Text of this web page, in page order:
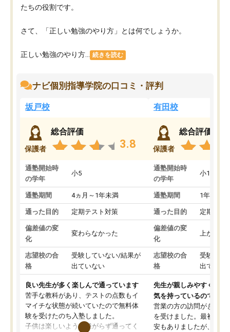
たちの役割です。
さて、「正しい勉強のやり方」とは何でしょうか。
正しい勉強のやり方... 続きを読む
ナビ個別指導学院の口コミ・評判
坂戸校
保護者
総合評価
3.8
通塾開始時
の学年
小5
通塾期間 4ヵ月～1年未満
通った目的 定期テスト対策
偏差値の変
化
変わらなかった
志望校の合
格
受験していない/結果が
出ていない
良い先生が多く楽しんで通っています
苦手な教科があり、テストの点数もイ
マイチな状態が続いていたので無料体
験を受けたのち入塾しました。
子供は楽しいようで嫌がらず通ってく
有田校
保護者
総合評価
通塾開始時
の学年
小1
通塾期間 1年以上
通った目的 定期テス
偏差値の変
化
上がった
志望校の合
格
受験して
出ていな
先生が親しみやすく勉強
気を持っているので安心
営業の方の訪問がきっか
を受けました。最初は続
安もありましたが、子ど